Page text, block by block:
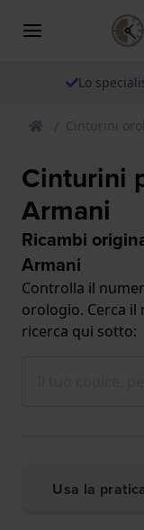
Lo
Cinturini
Cinturini
Armani
Ricambi
Armani
Controlla il
orologio. Cerca
ricerca qui sotto:
Usa la